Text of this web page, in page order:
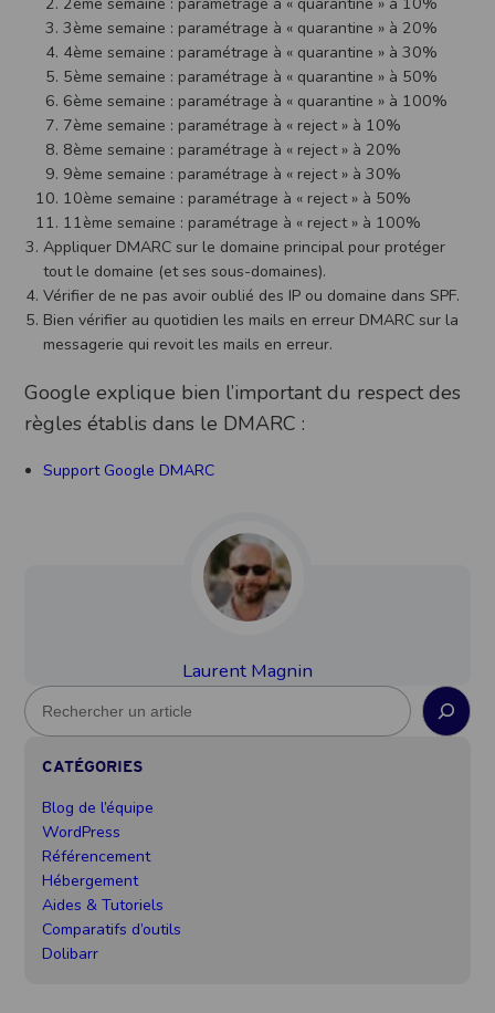
3ème semaine : paramétrage à « quarantine » à 20%
4ème semaine : paramétrage à « quarantine » à 30%
5ème semaine : paramétrage à « quarantine » à 50%
6ème semaine : paramétrage à « quarantine » à 100%
7ème semaine : paramétrage à « reject » à 10%
8ème semaine : paramétrage à « reject » à 20%
9ème semaine : paramétrage à « reject » à 30%
10ème semaine : paramétrage à « reject » à 50%
11ème semaine : paramétrage à « reject » à 100%
Appliquer DMARC sur le domaine principal pour protéger
tout le domaine (et ses sous-domaines).
Vérifier de ne pas avoir oublié des IP ou domaine dans SPF.
Bien vérifier au quotidien les mails en erreur DMARC sur la
messagerie qui revoit les mails en erreur.
Google explique bien l’important du respect des
règles établis dans le DMARC :
Support Google DMARC
Laurent Magnin
R
e
CATÉGORIES
Blog de l’équipe
WordPress
Référencement
Hébergement
Aides & Tutoriels
Comparatifs d’outils
Dolibarr